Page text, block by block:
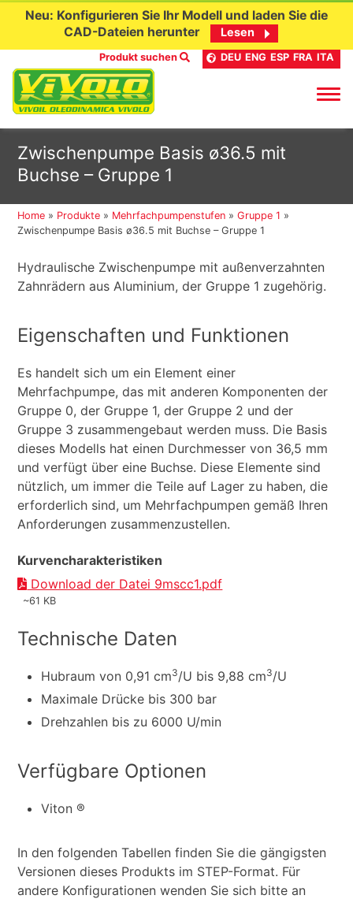
content
Neu: Konfigurieren Sie Ihr Modell und laden Sie die
CAD-Dateien herunter
Lesen
Produkt suchen DEU ENG ESP FRA ITA
Zwischenpumpe Basis ø36.5 mit
Buchse – Gruppe 1
Home » Produkte » Mehrfachpumpenstufen »Gruppe 1 »
Zwischenpumpe Basis ø36.5 mit Buchse – Gruppe 1
Hydraulische Zwischenpumpe mit außenverzahnten
Zahnrädern aus Aluminium, der Gruppe 1 zugehörig.
Eigenschaften und Funktionen
Es handelt sich um ein Element einer
Mehrfachpumpe, das mit anderen Komponenten der
Gruppe 0, der Gruppe 1, der Gruppe 2 und der
Gruppe 3 zusammengebaut werden muss. Die Basis
dieses Modells hat einen Durchmesser von 36,5 mm
und verfügt über eine Buchse. Diese Elemente sind
nützlich, um immer die Teile auf Lager zu haben, die
erforderlich sind, um Mehrfachpumpen gemäß Ihren
Anforderungen zusammenzustellen.
Kurvencharakteristiken
Download der Datei 9mscc1.pdf
~61 KB
Technische Daten
Hubraum von 0,91 cm3/U bis 9,88 cm3/U
Maximale Drücke bis 300 bar
Drehzahlen bis zu 6000 U/min
Verfügbare Optionen
Viton ®
In den folgenden Tabellen finden Sie die gängigsten
Versionen dieses Produkts im STEP-Format. Für
andere Konfigurationen wenden Sie sich bitte an